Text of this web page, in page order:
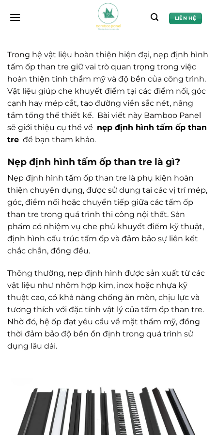
đến
LIÊN HỆ
Trong hệ vật liệu hoàn thiện hiện đại, nẹp định hình
tấm ốp than tre giữ vai trò quan trọng trong việc
hoàn thiện tính thẩm mỹ và độ bền của công trình.
Vật liệu giúp che khuyết điểm tại các điểm nối, góc
cạnh hay mép cắt, tạo đường viền sắc nét, nâng
tầm tổng thể thiết kế. Bài viết này Bamboo Panel
sẽ giới thiệu cụ thể về nẹp định hình tấm ốp than
tre để bạn tham khảo.
Nẹp định hình tấm ốp than tre là gì?
Nẹp định hình tấm ốp than tre là phụ kiện hoàn
thiện chuyên dụng, được sử dụng tại các vị trí mép,
góc, điểm nối hoặc chuyển tiếp giữa các tấm ốp
than tre trong quá trình thi công nội thất. Sản
phẩm có nhiệm vụ che phủ khuyết điểm kỹ thuật,
định hình cấu trúc tấm ốp và đảm bảo sự liên kết
chắc chắn, đồng đều.
Thông thường, nẹp định hình được sản xuất từ các
vật liệu như nhôm hợp kim, inox hoặc nhựa kỹ
thuật cao, có khả năng chống ăn mòn, chịu lực và
tương thích với đặc tính vật lý của tấm ốp than tre.
Nhờ đó, hệ ốp đạt yêu cầu về mặt thẩm mỹ, đồng
thời đảm bảo độ bền ổn định trong quá trình sử
dụng lâu dài.